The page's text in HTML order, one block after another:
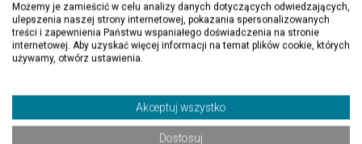
Podpora tarasowa
regulowana 22-35mm
PREMIUM
Podkładka gumowa do
podstawek 2,5mm
Możemy je zamieścić w celu analizy danych dotyczących odwiedzających,
ulepszenia naszej strony internetowej, pokazania spersonalizowanych
treści i zapewnienia Państwu wspaniałego doświadczenia na stronie
internetowej. Aby uzyskać więcej informacji na temat plików cookie, których
używamy, otwórz ustawienia.
Akceptuj wszystko
Dostosuj